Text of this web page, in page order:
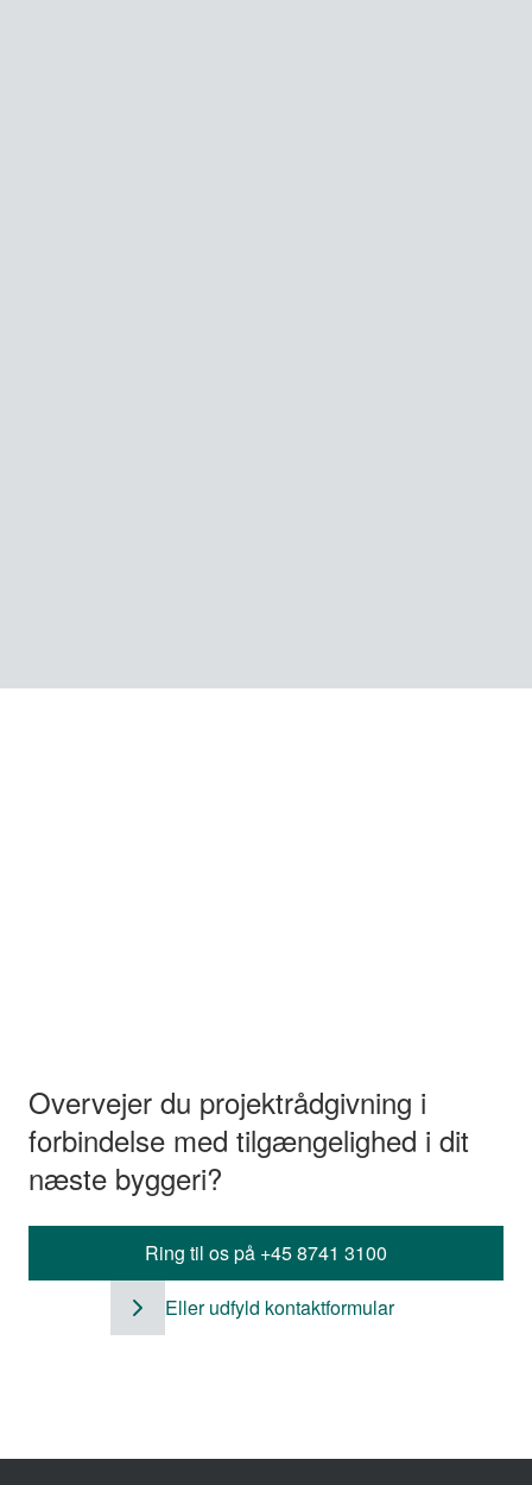
Overvejer du projektrådgivning i
forbindelse med tilgængelighed i dit
næste byggeri?
Ring til os på +45 8741 3100
Eller udfyld kontaktformular